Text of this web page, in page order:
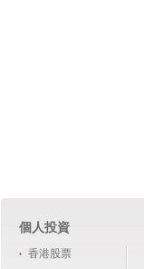
個人投資
香港股票